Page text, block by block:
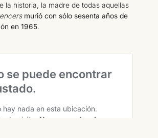
la historia, la madre de todas aquellas
murió con sólo sesenta años de
en 1965.